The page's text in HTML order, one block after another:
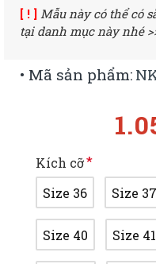
• Mã sản phẩm:
Kích cỡ
Size 36
Size 37
Size 40 Size 41
[ ! ] Mẫu này có thể có
tại danh mục này nhé